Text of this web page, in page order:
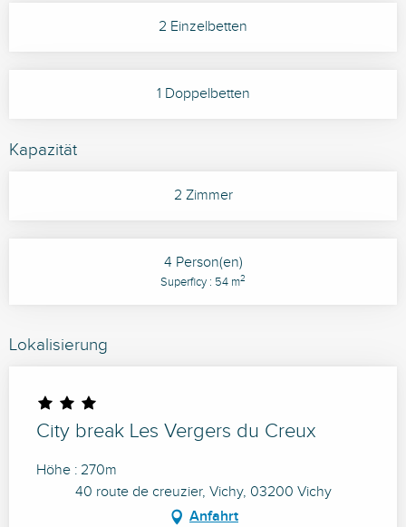
2 Einzelbetten
1 Doppelbetten
Kapazität
2 Zimmer
4 Person(en)
Superficy : 54 m2
Lokalisierung
City break Les Vergers du Creux
Höhe : 270m
40 route de creuzier, Vichy, 03200 Vichy
Anfahrt